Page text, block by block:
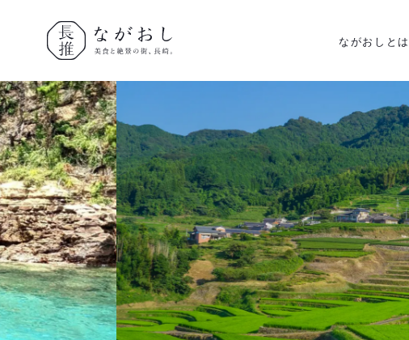
ながおし
美食と絶景
の街、長
崎。
ながおしとは